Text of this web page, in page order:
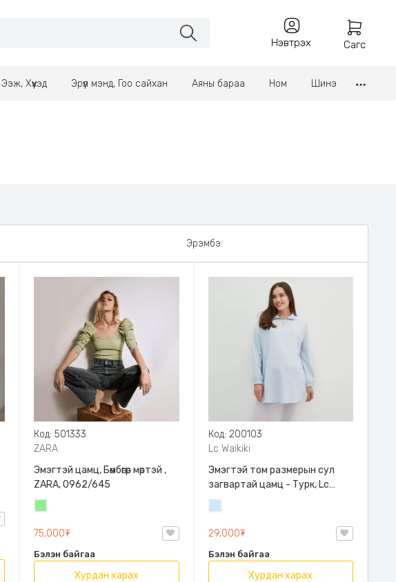
Нэвтрэх Сагс
Ээж, Хүүхэд Эрүүл мэнд, Гоо сайхан Аяны бараа Ном Шинэ
Эрэмбэ:
Код: 501333
ZARA
Эмэгтэй цамц, Бөмбөгөр мөртэй ,
ZARA, 0962/645
75,000₮
Бэлэн байгаа
Хурдан харах
Код: 200103
Lc Waikiki
Эмэгтэй том размерын сул
загвартай цамц - Турк, Lc
Waikiki, Жирэмсэн хүн өмсөж
болохуйц сул загвартай
29,000₮
Бэлэн байгаа
Хурдан харах